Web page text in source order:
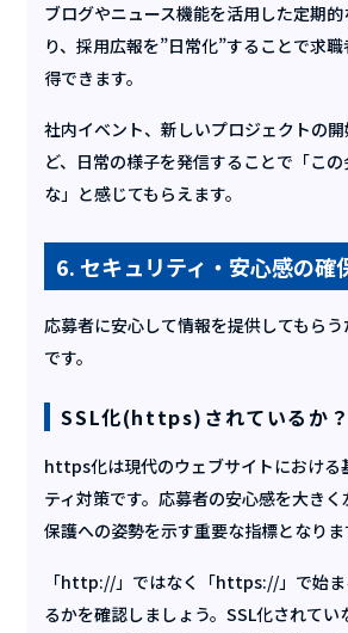
ブログやニュース機能を活用した定期
り、採用広報を”日常化”することで求
得できます。
社内イベント、新しいプロジェクトの
ど、日常の様子を発信することで「こ
な」と感じてもらえます。
6. セキュリティ・安心感の確
応募者に安心して情報を提供してもら
です。
SSL化(https)されているか？
https化は現代のウェブサイトにおける
ティ対策です。応募者の安心感を大き
保護への姿勢を示す重要な指標となりま
「http://」ではなく「https://」で始ま
るかを確認しましょう。SSL化されてい